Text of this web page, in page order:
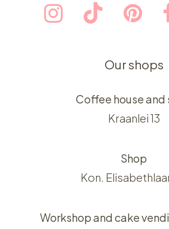
Our shops
Coffee house and
Kraanlei 13
Shop
Kon.
Workshop and cake